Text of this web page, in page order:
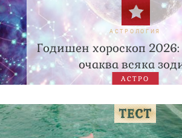
АСТРОЛОГИЯ
Годишен хороскоп
очаква всяка
АСТРО